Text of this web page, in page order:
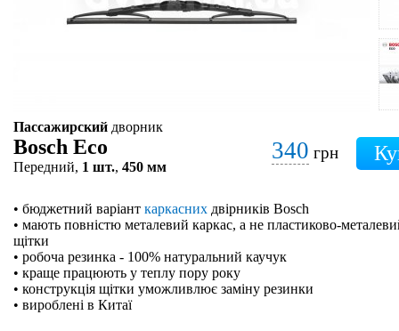
Пассажирский дворник
Bosch Eco
Передний, 1 шт., 450 мм
340 грн
• бюджетний варіант каркасних двірників Bosch
• мають повністю металевий каркас, а не пластиково-
щітки
• робоча резинка - 100% натуральний каучук
• краще працюють у теплу пору року
• конструкція щітки уможливлює заміну резинки
• вироблені в Китаї